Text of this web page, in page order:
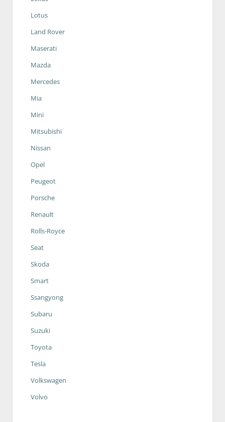
Lotus
Land Rover
Maserati
Mazda
Mercedes
Mia
Mini
Mitsubishi
Nissan
Opel
Peugeot
Porsche
Renault
Rolls-Royce
Seat
Skoda
Smart
Ssangyong
Subaru
Suzuki
Toyota
Tesla
Volkswagen
Volvo